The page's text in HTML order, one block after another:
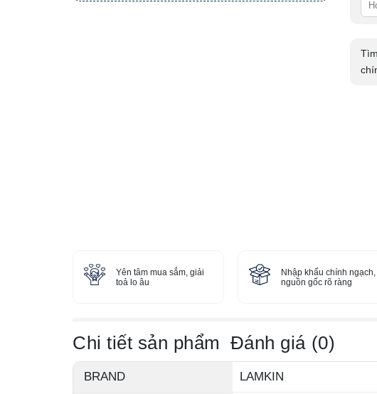
Yên tâm mua sắm, giải
toả lo âu
Nhập khẩu chính ngạch,
nguồn gốc rõ ràng
Chi tiết sản phẩm Đánh giá (0)
BRAND LAMKIN